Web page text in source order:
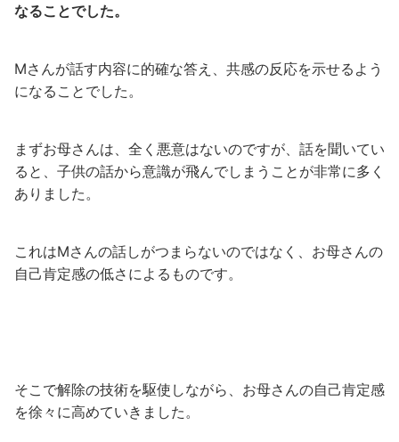
なることでした。
Mさんが話す内容に的確な答え、共感の反応を示せるよう
になることでした。
まずお母さんは、全く悪意はないのですが、話を聞いてい
ると、子供の話から意識が飛んでしまうことが非常に多く
ありました。
これはMさんの話しがつまらないのではなく、お母さんの
自己肯定感の低さによるものです。
そこで解除の技術を駆使しながら、お母さんの自己肯定感
を徐々に高めていきました。